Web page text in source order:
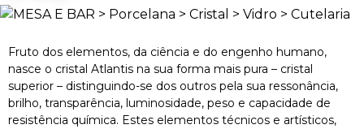
Fruto dos elementos, da ciência e do engenho humano,
nasce o cristal Atlantis na sua forma mais pura – cristal
superior – distinguindo-se dos outros pela sua ressonância,
brilho, transparência, luminosidade, peso e capacidade de
resistência química. Estes elementos técnicos e artísticos,